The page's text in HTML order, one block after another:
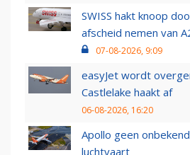
SWISS hakt knoop
afscheid nemen van
07-08-2026, 9:09
easyJet wordt
Castlelake haakt af
06-08-2026, 16:20
Apollo geen
luchtvaart